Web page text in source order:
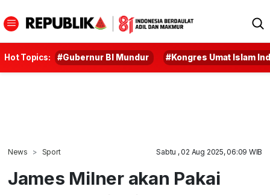
Hot Topics: #Gubernur BI Mundur #Kongres Umat Islam
News Sport Sabtu , 02 Aug 2025, 06:09 WIB
James Milner akan Pakai